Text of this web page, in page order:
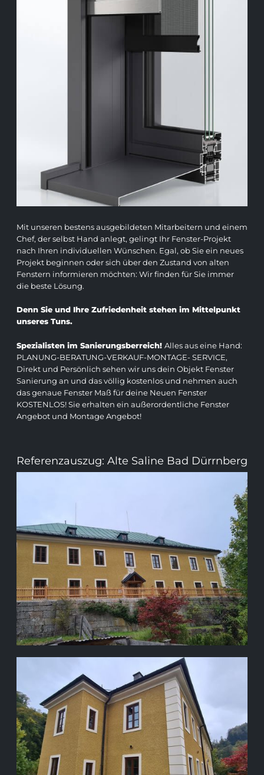
Mit unseren bestens ausgebildeten Mitarbeitern und einem
Chef, der selbst Hand anlegt, gelingt Ihr Fenster-Projekt
nach Ihren individuellen Wünschen. Egal, ob Sie ein neues
Projekt beginnen oder sich über den Zustand von alten
Fenstern informieren möchten: Wir finden für Sie immer
die beste Lösung.
Denn Sie und Ihre Zufriedenheit stehen im Mittelpunkt
unseres Tuns.
Spezialisten im Sanierungsberreich! Alles aus eine Hand:
PLANUNG-BERATUNG-VERKAUF-MONTAGE- SERVICE,
Direkt und Persönlich sehen wir uns dein Objekt Fenster
Sanierung an und das völlig kostenlos und nehmen auch
das genaue Fenster Maß für deine Neuen Fenster
KOSTENLOS! Sie erhalten ein außerordentliche Fenster
Angebot und Montage Angebot!
Referenzauszug: Alte Saline Bad Dürrnberg